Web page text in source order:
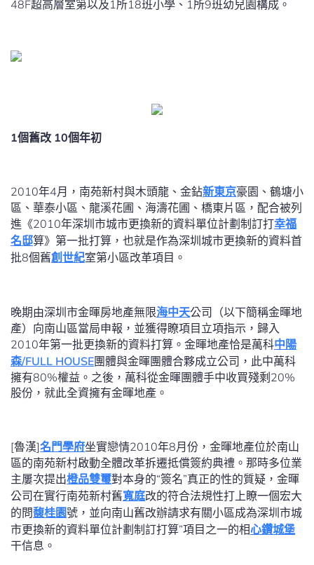
48F超高層室第以及1所18班小學、1所9班幼兒園構成。
1個舊改 10個年初
2010年4月，南苑新村與木頭龍、金鉆新東京豪園、鶴塘小
區、華泰小區、龍溪花圃、海濤花圃、橋東片區，配合被列
進《2010年深圳市城市更換新的資料單位計劃制訂打幸福
名邸算》第一批打算，也就是作為深圳城市更換新的資料首
批8個舊創世紀室第小區改革項目。
晚期由深圳市金暉房地產無限海中天公司（以下簡稱金暉地
產）向南山區當局申報，並獲得瞭項目立項指示，歸入
2010年第一批更換新的資料打算。金暉地產恰是萬科中陽
森/FULL HOUSE團體與金暉團體合夥成立公司，此中萬科
擁有80%權益。之後，萬科從金暉團體手中收買殘剩20%
股份，就此全資擁有金暉地產。
[魯漢]名門學府坐實戀情2010年8月份，金暉地產位於南山
區的南苑新村啟動全體改革拆遷抵償簽約典禮。那時多位業
主屢次提出橙品雙璽對本身的“簽名”真正的性的質疑，金暉
公司在實行南苑新村舊寬庭改的符合法規性打上瞭一個宏大
的問馥桂園號，並向南山舊改辦請求有關小區成為深圳市城
市更換新的資料單位計劃制訂打算”項目之一的相心鑽城堡
干信息。